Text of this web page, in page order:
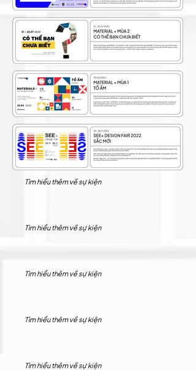
Tìm hiểu thêm về sự kiện
Tìm hiểu thêm về sự kiện
Tìm hiểu thêm về sự kiện
Tìm hiểu thêm về sự kiện
Tìm hiểu thêm về sự kiện